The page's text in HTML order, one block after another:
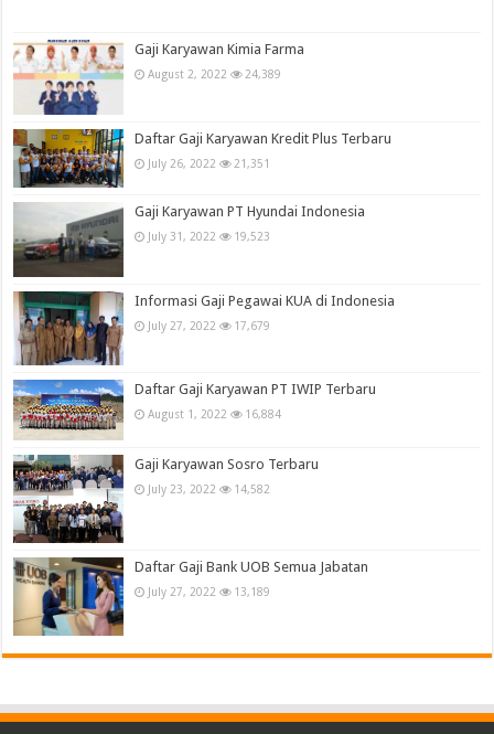
Gaji Karyawan Kimia Farma
August 2, 2022 24,389
Daftar Gaji Karyawan Kredit Plus Terbaru
July 26, 2022 21,351
Gaji Karyawan PT Hyundai Indonesia
July 31, 2022 19,523
Informasi Gaji Pegawai KUA di Indonesia
July 27, 2022 17,679
Daftar Gaji Karyawan PT IWIP Terbaru
August 1, 2022 16,884
Gaji Karyawan Sosro Terbaru
July 23, 2022 14,582
Daftar Gaji Bank UOB Semua Jabatan
July 27, 2022 13,189